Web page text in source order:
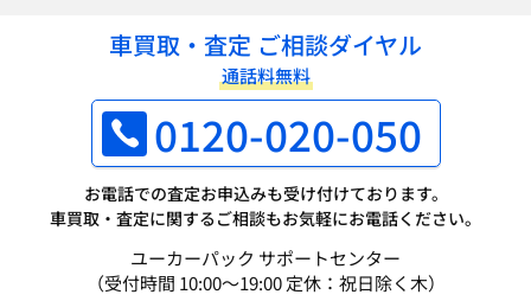
車買取・査定 ご相談ダイヤル
通話料無料
0120-020-050
お電話での査定お申込みも受け付けております。
車買取・査定に関するご相談もお気軽にお電話ください。
ユーカーパック サポートセンター
（受付時間 10:00～19:00 定休：祝日除く木）